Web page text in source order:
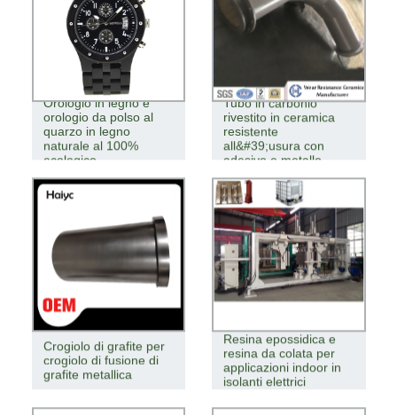
Orologio in legno e
orologio da polso al
quarzo in legno
naturale al 100%
ecologico
Tubo in carbonio
rivestito in ceramica
resistente
all&#39;usura con
adesivo e metallo
Crogiolo di grafite per
crogiolo di fusione di
grafite metallica
Resina epossidica e
resina da colata per
applicazioni indoor in
isolanti elettrici